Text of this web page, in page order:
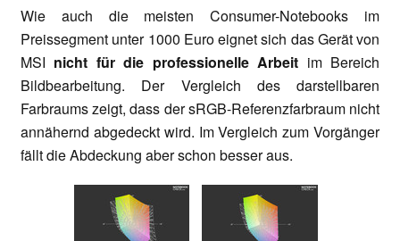
Wie auch die meisten Consumer-Notebooks im
Preissegment unter 1000 Euro eignet sich das Gerät von
MSI nicht für die professionelle Arbeit im Bereich
Bildbearbeitung. Der Vergleich des darstellbaren
Farbraums zeigt, dass der sRGB-Referenzfarbraum nicht
annähernd abgedeckt wird. Im Vergleich zum Vorgänger
fällt die Abdeckung aber schon besser aus.